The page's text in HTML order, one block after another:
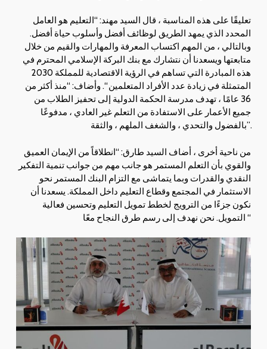
تعليقًا على هذه المناسبة ، قال السيد مهند: “التعليم هو العامل
المحدد الذي يمهد الطريق لوظائف أفضل وأسلوب حياة أفضل.
وبالتالي ، من المهم اكتساب المعرفة والمهارات والقيم من خلال
متابعتها ويسعدنا أن نتشارك مع بنك البركة الإسلامي المحترم في
هذه المبادرة التي تساهم في الرؤية الاقتصادية للمملكة 2030
المتمثلة في زيادة عدد الأفراد المتعلمين “. وأضاف: “منذ أكثر من
36 عامًا ، تهدف مدرسة الحكمة الدولية إلى تحفيز الطلاب من
جميع الأعمار على الاستفادة من التعلم غير العادي ، مدفوعًا
بالفضول والتحدي ، والشغف الملهم ، والثقة”.
من ناحية أخرى ، أضاف السيد طارق: “انطلاقاً من الإيمان العميق
والقوي بأن التعلم المستمر هو جانب مهم من جوانب تنمية التفكير
النقدي والقدرات وبما يتماشى مع التزام البنك المستمر نحو
الاستثمار في المجتمع وقطاع التعليم داخل المملكة. يسعدنا أن
نكون جزءًا من الترويج لخطط تمويل التعليم وتحسين فعالية
التمويل. نحن نهدف إلى رسم طرق النجاح معًا “